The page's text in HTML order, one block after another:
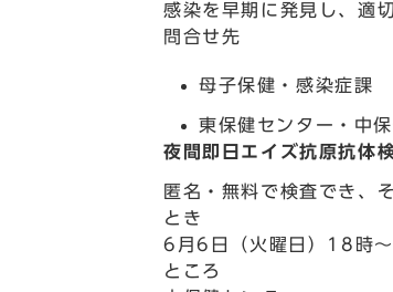
感染を早期に発見し、適
問合せ先
母子保健・感染症
東保健センター・中
夜間即日エイズ抗原抗体
匿名・無料で検査でき、
とき
6月6日（火曜日）18時
ところ